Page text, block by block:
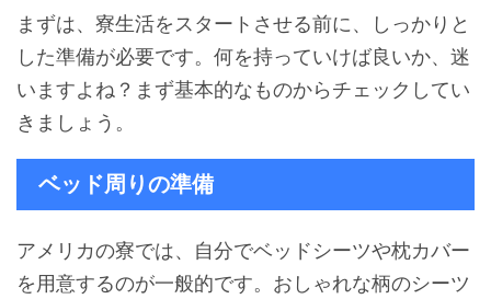
まずは、寮生活をスタートさせる前に、しっかりと
した準備が必要です。何を持っていけば良いか、迷
いますよね？まず基本的なものからチェックしてい
きましょう。
ベッド周りの準備
アメリカの寮では、自分でベッドシーツや枕カバー
を用意するのが一般的です。おしゃれな柄のシーツ